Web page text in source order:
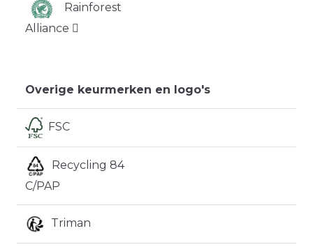
Rainforest
Alliance
Overige keurmerken en logo's
FSC
Recycling 84
C/PAP
Triman